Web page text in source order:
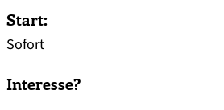
Start:
Sofort
Interesse?